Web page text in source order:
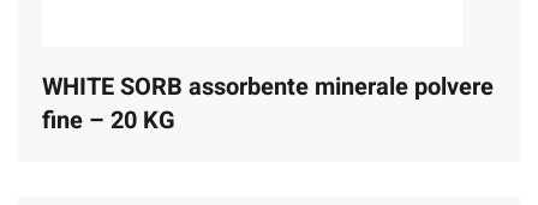
WHITE SORB assorbente minerale polvere
fine – 20 KG